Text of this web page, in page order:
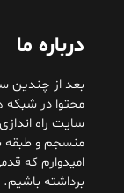
درباره ما
بعد از چندین سال
محتوا در شبکه های
سایت راه اندازی
منسجم و طبقه
امیدوارم که قدمی
برداشته باشیم.